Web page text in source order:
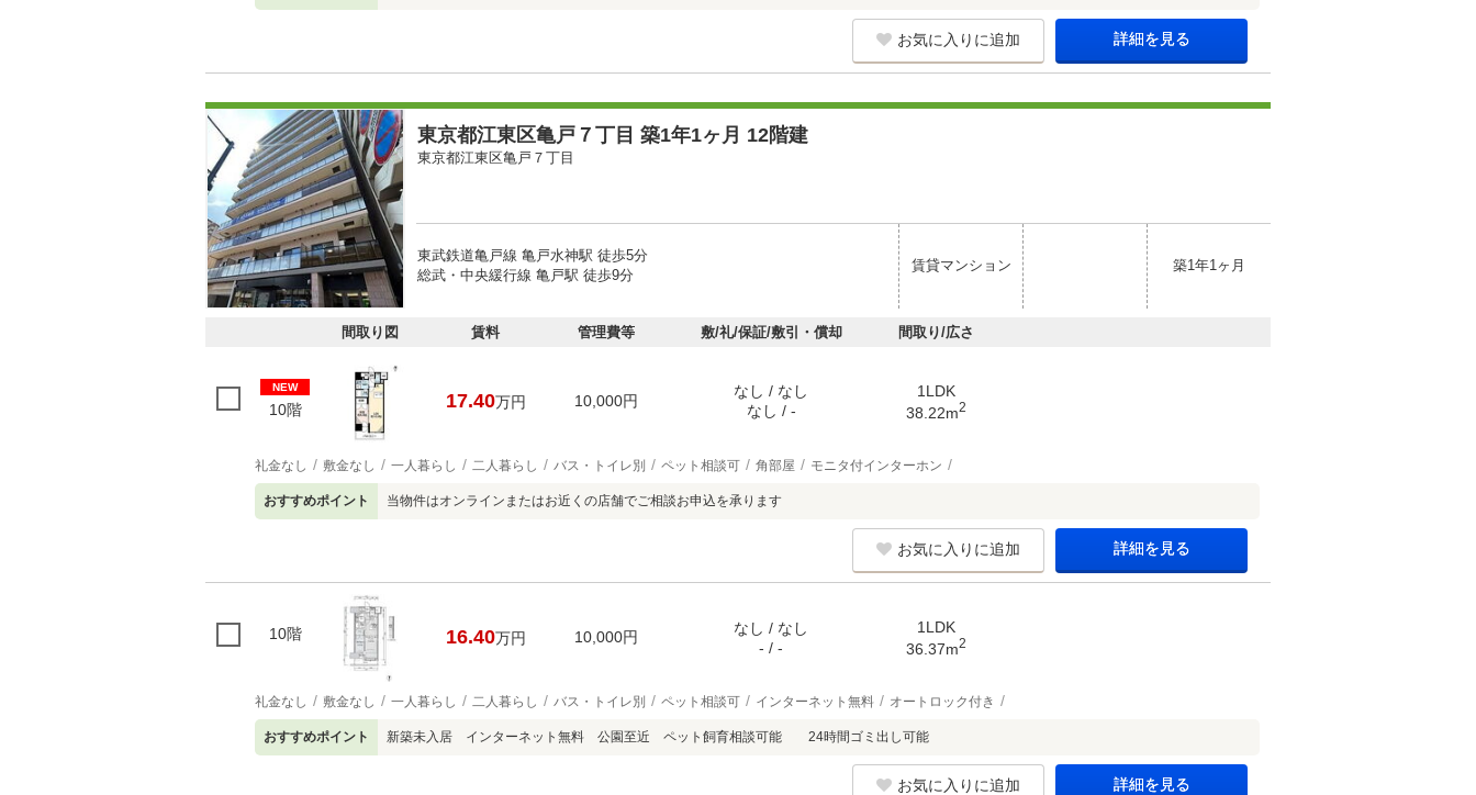
お気に入りに追加 詳細を見る
東京都江東区亀戸７丁目 築1年1ヶ月 12階建
東京都江東区亀戸７丁目
東武鉄道亀戸線 亀戸水神駅 徒歩5分
総武・中央緩行線 亀戸駅 徒歩9分
賃貸マンション 築1年1ヶ月
間取り図 賃料 管理費等 敷/礼/保証/敷引・償却 間取り/広さ
NEW
10階 17.40万円 10,000円
なし / なし
なし / -
1LDK
38.22m2
礼金なし 敷金なし 一人暮らし 二人暮らし バス・トイレ別 ペット相談可 角部屋 モニタ付インターホン
おすすめポイント 当物件はオンラインまたはお近くの店舗でご相談お申込を承ります
お気に入りに追加 詳細を見る
10階 16.40万円 10,000円
なし / なし
- / -
1LDK
36.37m2
礼金なし 敷金なし 一人暮らし 二人暮らし バス・トイレ別 ペット相談可 インターネット無料 オートロック付き
おすすめポイント 新築未入居 インターネット無料 公園至近 ペット飼育相談可能 24時間ゴミ出し可能
お気に入りに追加 詳細を見る